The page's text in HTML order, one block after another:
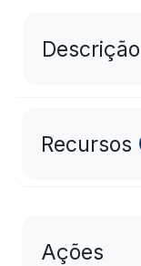
Descrição
Recursos
Ações